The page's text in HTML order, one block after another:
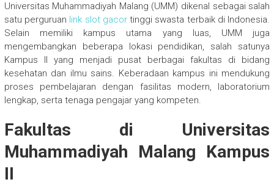
Universitas Muhammadiyah Malang (UMM) dikenal sebagai salah
satu perguruan link slot gacortinggi swasta terbaik di Indonesia.
Selain memiliki kampus utama yang luas, UMM juga
mengembangkan beberapa lokasi pendidikan, salah satunya
Kampus II yang menjadi pusat berbagai fakultas di bidang
kesehatan dan ilmu sains. Keberadaan kampus ini mendukung
proses pembelajaran dengan fasilitas modern, laboratorium
lengkap, serta tenaga pengajar yang kompeten.
Fakultas di Universitas
Muhammadiyah Malang Kampus
II